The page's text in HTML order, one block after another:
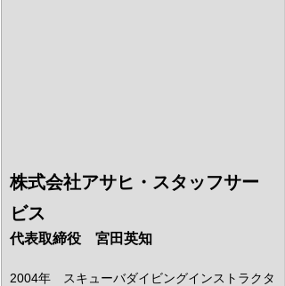
株式会社アサヒ・スタッフサー
ビス
代表取締役　宮田英知
2004年　スキューバダイビングインストラクタ